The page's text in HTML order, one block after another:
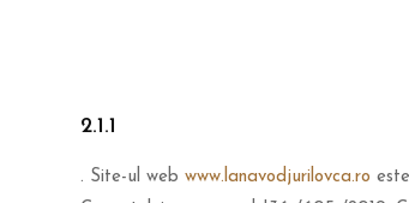
2.1.1
. Site-ul web www.lanavodjurilovca.ro